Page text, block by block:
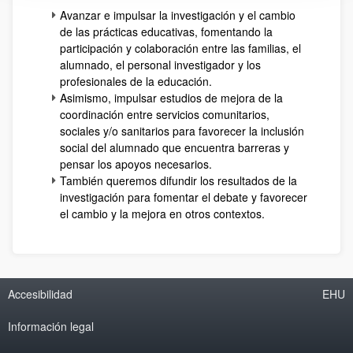
Avanzar e impulsar la investigación y el cambio
de las prácticas educativas, fomentando la
participación y colaboración entre las familias, el
alumnado, el personal investigador y los
profesionales de la educación.
Asimismo, impulsar estudios de mejora de la
coordinación entre servicios comunitarios,
sociales y/o sanitarios para favorecer la inclusión
social del alumnado que encuentra barreras y
pensar los apoyos necesarios.
También queremos difundir los resultados de la
investigación para fomentar el debate y favorecer
el cambio y la mejora en otros contextos.
Accesibilidad
Información legal
EHU